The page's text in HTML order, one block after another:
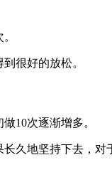
很好的放松。
10次逐渐增多。
久地坚持下去，对